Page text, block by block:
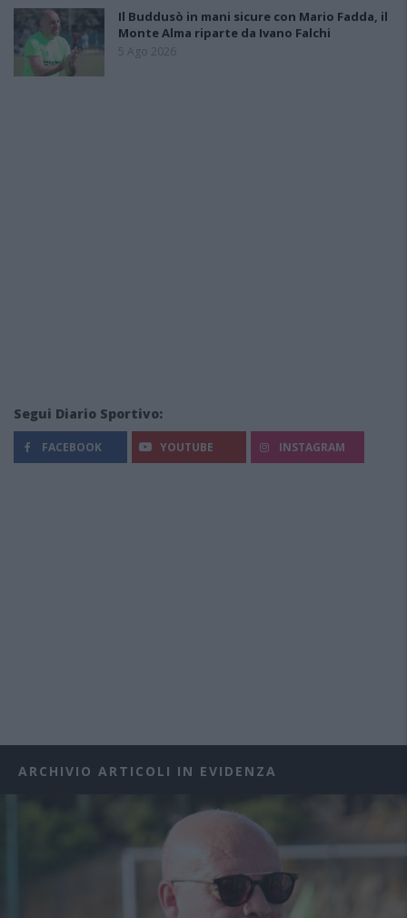
Il Buddusò in mani sicure con Mario Fadda, il
Monte Alma riparte da Ivano Falchi
5 Ago 2026
Segui Diario Sportivo:
FACEBOOK YOUTUBE INSTAGRAM
ARCHIVIO ARTICOLI IN EVIDENZA